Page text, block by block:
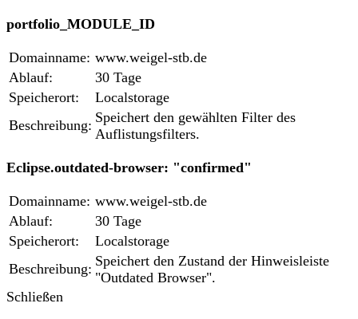
portfolio_MODULE_ID
Domainname: www.weigel-stb.de
Ablauf:
30 Tage
Speicherort:
Localstorage
Beschreibung: Speichert den gewählten Filter des
Auflistungsfilters.
Eclipse.outdated-browser: "confirmed"
Domainname: www.weigel-stb.de
Ablauf:
30 Tage
Speicherort:
Localstorage
Beschreibung: Speichert den Zustand der Hinweisleiste
"Outdated Browser".
Schließen